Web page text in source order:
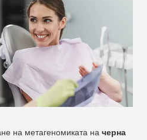
на метагеномиката на черна